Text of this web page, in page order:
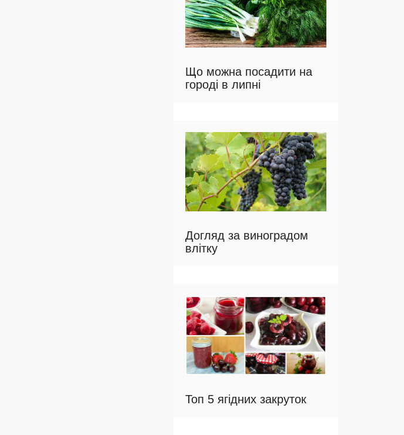
Що можна посадити на
городі в липні
Догляд за виноградом
влітку
Топ 5 ягідних закруток